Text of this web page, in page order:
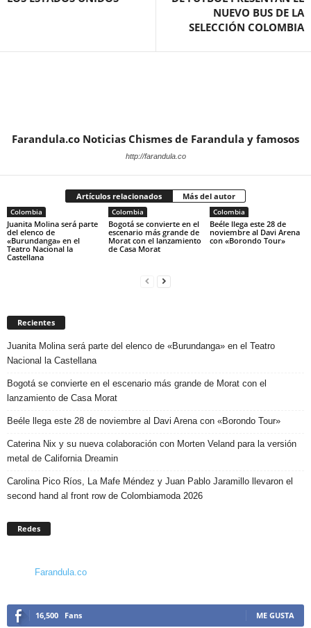
NUEVO BUS DE LA
SELECCIÓN COLOMBIA
Farandula.co Noticias Chismes de Farandula y famosos
http://farandula.co
Artículos relacionados Más del autor
Colombia
Juanita Molina será parte
del elenco de
«Burundanga» en el
Teatro Nacional la
Castellana
Colombia
Bogotá se convierte en el
escenario más grande de
Morat con el lanzamiento
de Casa Morat
Colombia
Beéle llega este 28 de
noviembre al Davi Arena
con «Borondo Tour»
Recientes
Juanita Molina será parte del elenco de «Burundanga» en el Teatro
Nacional la Castellana
Bogotá se convierte en el escenario más grande de Morat con el
lanzamiento de Casa Morat
Beéle llega este 28 de noviembre al Davi Arena con «Borondo Tour»
Caterina Nix y su nueva colaboración con Morten Veland para la versión
metal de California Dreamin
Carolina Pico Ríos, La Mafe Méndez y Juan Pablo Jaramillo llevaron el
second hand al front row de Colombiamoda 2026
Redes
Farandula.co
16,500 Fans ME GUSTA